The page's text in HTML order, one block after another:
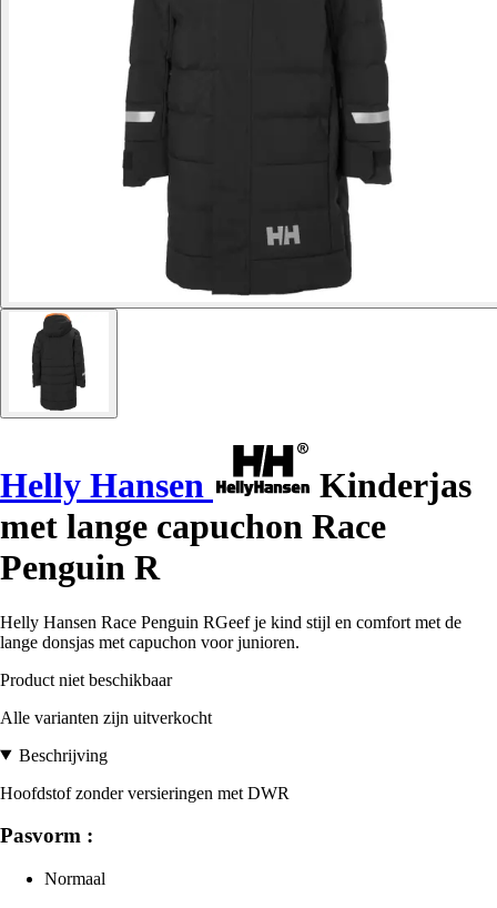
Helly Hansen
Kinderjas
met lange capuchon Race
Penguin R
Helly Hansen Race Penguin RGeef je kind stijl en comfort met de
lange donsjas met capuchon voor junioren.
Product niet beschikbaar
Alle varianten zijn uitverkocht
Beschrijving
Hoofdstof zonder versieringen met DWR
Pasvorm :
Normaal